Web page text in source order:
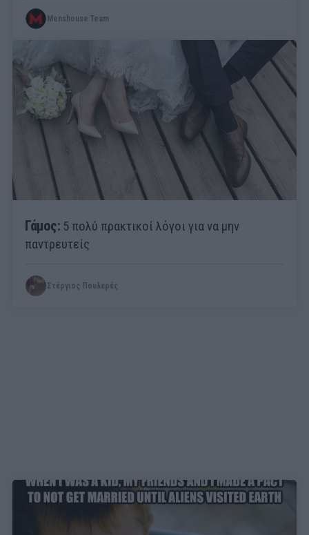
Menshouse Team
Γάμος: 5 πολύ πρακτικοί λόγοι για να μην
παντρευτείς
Στέργιος Πουλερές